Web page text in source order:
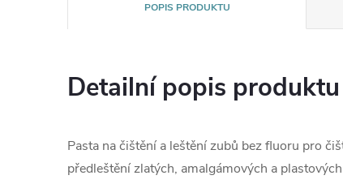
POPIS PRODUKTU
Detailní popis produktu
Pasta na čištění a leštění zubů bez fluoru pro
předleštění zlatých, amalgámových a